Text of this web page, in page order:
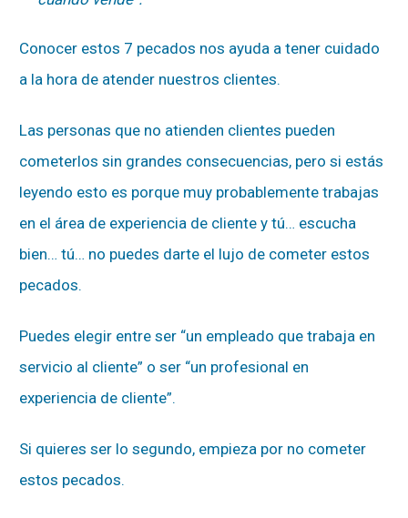
Conocer estos 7 pecados nos ayuda a tener cuidado
a la hora de atender nuestros clientes.
Las personas que no atienden clientes pueden
cometerlos sin grandes consecuencias, pero si estás
leyendo esto es porque muy probablemente trabajas
en el área de experiencia de cliente y tú… escucha
bien… tú… no puedes darte el lujo de cometer estos
pecados.
Puedes elegir entre ser “un empleado que trabaja en
servicio al cliente” o ser “un profesional en
experiencia de cliente”.
Si quieres ser lo segundo, empieza por no cometer
estos pecados.